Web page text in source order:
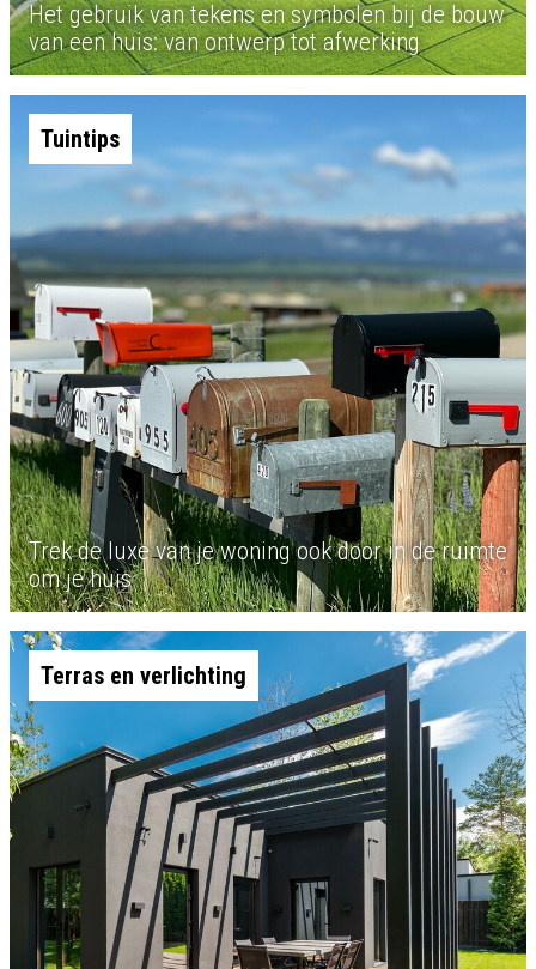
Het gebruik van tekens en symbolen bij de bouw
van een huis: van ontwerp tot afwerking
Tuintips
Trek de luxe van je woning ook door in de ruimte
om je huis
Terras en verlichting